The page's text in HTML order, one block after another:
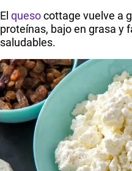
El quesocottage vuelve a
proteínas, bajo en grasa y
saludables.